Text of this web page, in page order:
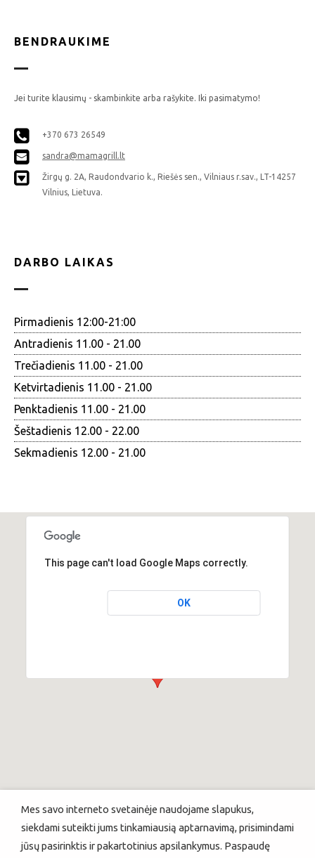
BENDRAUKIME
Jei turite klausimų - skambinkite arba rašykite. Iki pasimatymo!
+370 673 26549
sandra@mamagrill.lt
Žirgų g. 2A, Raudondvario k., Riešės sen., Vilniaus r.sav., LT-14257
Vilnius, Lietuva.
DARBO LAIKAS
Pirmadienis 12:00-21:00
Antradienis 11.00 - 21.00
Trečiadienis 11.00 - 21.00
Ketvirtadienis 11.00 - 21.00
Penktadienis 11.00 - 21.00
Šeštadienis 12.00 - 22.00
Sekmadienis 12.00 - 21.00
This page can't load Google Maps correctly.
OK
Mes savo interneto svetainėje naudojame slapukus,
siekdami suteikti jums tinkamiausią aptarnavimą, prisimindami
jūsų pasirinktis ir pakartotinius apsilankymus. Paspaudę